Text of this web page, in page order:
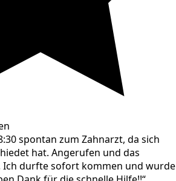
spontan zum Zahnarzt, da sich
hat. Angerufen und das
Ich durfte sofort kommen und wurde